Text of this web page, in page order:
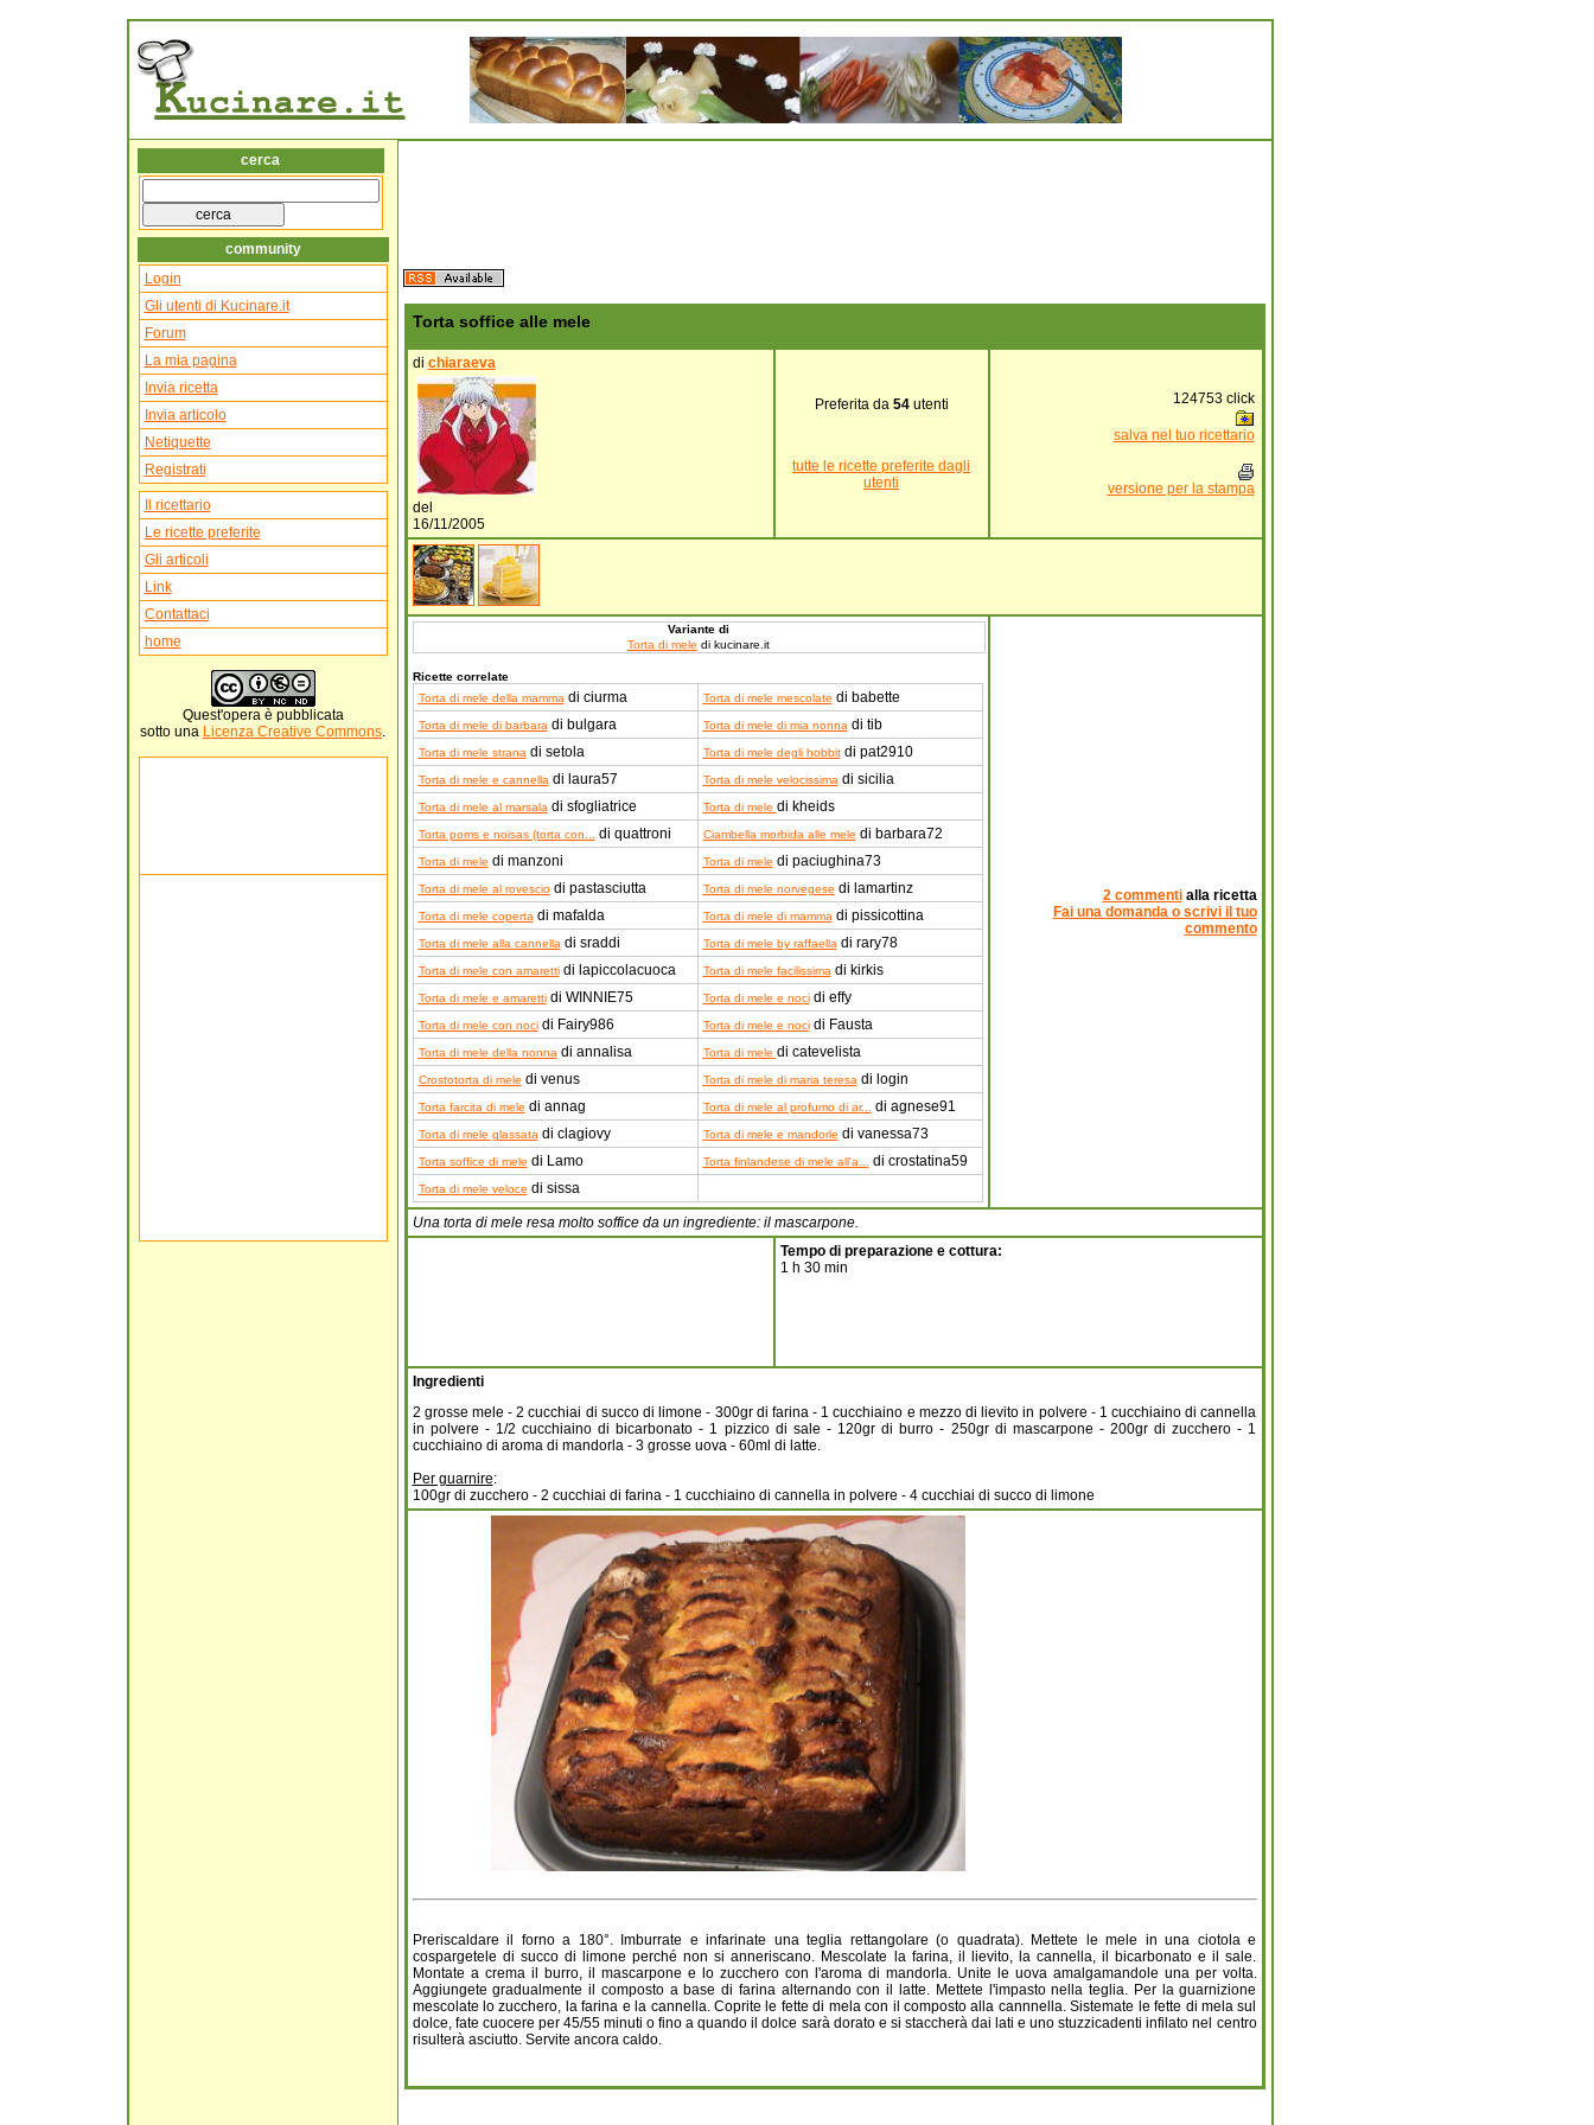
cerca
community
Login
Gli utenti di Kucinare.it
Forum
La mia pagina
Invia ricetta
Invia articolo
Netiquette
Registrati
Il ricettario
Le ricette preferite
Gli articoli
Link
Contattaci
home
Quest'operaè pubblicata
sotto una Licenza Creative Commons.
Torta soffice alle mele
di chiaraeva
del
16/11/2005
Preferita da 54utenti
tutte le ricette preferite dagli
utenti
124753click
salva nel tuo ricettario
versione per la stampa
Variante di
Torta di mele di kucinare.it
Ricette correlate
Torta di mele della mammadi ciurma Torta di mele mescolate di babette
Torta di mele di barbaradi bulgara Torta di mele di mia nonnadi tib
Torta di mele stranadi setola Torta di mele degli hobbitdi pat2910
Torta di mele e cannelladi laura57 Torta di mele velocissimadi sicilia
Torta di mele al marsaladi sfogliatrice Torta di mele di kheids
Torta poms e noisas (torta con... di quattroni Ciambella morbida alle mele di barbara72
Torta di mele di manzoni Torta di mele di paciughina73
Torta di mele al rovesciodi pastasciutta Torta di mele norvegese di lamartinz
Torta di mele copertadi mafalda Torta di mele di mammadi pissicottina
Torta di mele alla cannelladi sraddi Torta di mele by raffaelladi rary78
Torta di mele con amarettidi lapiccolacuoca Torta di mele facilissimadi kirkis
Torta di mele e amarettidi WINNIE75 Torta di mele e nocidi effy
Torta di mele con nocidi Fairy986 Torta di mele e nocidi Fausta
Torta di mele della nonnadi annalisa Torta di mele di catevelista
Crostotorta di mele di venus Torta di mele di maria teresadi login
Torta farcita di mele di annag Torta di mele al profumo di ar... di agnese91
Torta di mele glassatadi clagiovy Torta di mele e mandorle di vanessa73
Torta soffice di mele di Lamo Torta finlandese di mele all'a... di crostatina59
Torta di mele veloce di sissa
2 commentialla ricetta
Fai una domanda o scrivi il tuo
commento
Una torta di mele resa molto soffice da un ingrediente: il mascarpone.
Tempo di preparazione e cottura:
1 h 30 min
Ingredienti
2 grosse mele - 2 cucchiai di succo di limone - 300gr di farina - 1 cucchiaino e mezzo di lievito in polvere - 1 cucchiaino di cannella
in polvere - 1/2 cucchiaino di bicarbonato - 1 pizzico di sale - 120gr di burro - 250gr di mascarpone - 200gr di zucchero - 1
cucchiaino di aroma di mandorla - 3 grosse uova - 60ml di latte.
Per guarnire:
100gr di zucchero - 2 cucchiai di farina - 1 cucchiaino di cannella in polvere - 4 cucchiai di succo di limone
Preriscaldare il forno a 180°. Imburrate e infarinate una teglia rettangolare (o quadrata). Mettete le mele in una ciotola e
cospargetele di succo di limone perché non si anneriscano. Mescolate la farina, il lievito, la cannella, il bicarbonato e il sale.
Montate a crema il burro, il mascarpone e lo zucchero con l'aroma di mandorla. Unite le uova amalgamandole una per volta.
Aggiungete gradualmente il composto a base di farina alternando con il latte. Mettete l'impasto nella teglia. Per la guarnizione
mescolate lo zucchero, la farina e la cannella. Coprite le fette di mela con il composto alla cannnella. Sistemate le fette di mela sul
dolce, fate cuocere per 45/55 minuti o fino a quando il dolce sarà dorato e si staccherà dai lati e uno stuzzicadenti infilato nel centro
risulterà asciutto. Servite ancora caldo.